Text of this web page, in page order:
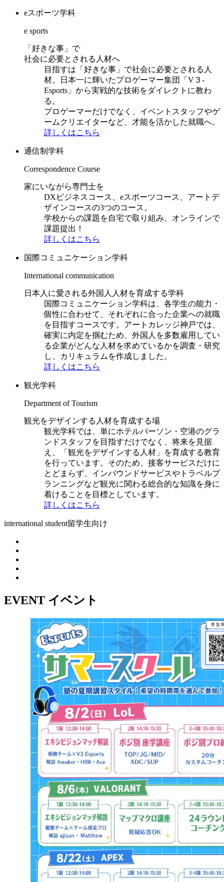
eスポーツ学科
e sports
「好きな事」で
社会に必要とされる人材へ
目指すは「好きな事」で社会に必要とされる人
材。日本一に輝いたプロゲーマー集団「V３-
Esports」から実戦的な技術をダイレクトに教わ
る。
プロゲーマーだけでなく、イベントスタッフやゲ
ームクリエイターなど、才能を活かした就職へ。
詳しくはこちら
通信制学科
Correspondence Course
家にいながら専門士を
DXビジネスコース、eスポーツコース、アートデ
ザインコースの3つのコース。
学校からの課題を自宅で取り組み、オンラインで
課題提出！
詳しくはこちら
国際コミュニケーション学科
International communication
日本人に愛される外国人人材を育成する学科
国際コミュニケーション学科は、各学生の能力・
個性に合わせて、それぞれに合った企業への就職
を目指すコースです。アートカレッジ神戸では、
確実に内定を掴むため、外国人を多数雇用してい
る企業がどんな人材を求めているかを調査・研究
し、カリキュラムを作成しました。
詳しくはこちら
観光学科
Department of Tourism
観光をデザインする人材を育成する場
観光学科では、単にホテルパーソン・空港のグラ
ンドスタッフを目指すだけでなく、将来を見据
え、「観光をデザインする人材」を育成する教育
を行っています。そのため、接客サービスだけに
とどまらず、インバウンドサービスやトラベルプ
ランニングなど観光に関わる総合的な知識を身に
着けることを目標としています。
詳しくはこちら
international student留学生向け
EVENT イベント